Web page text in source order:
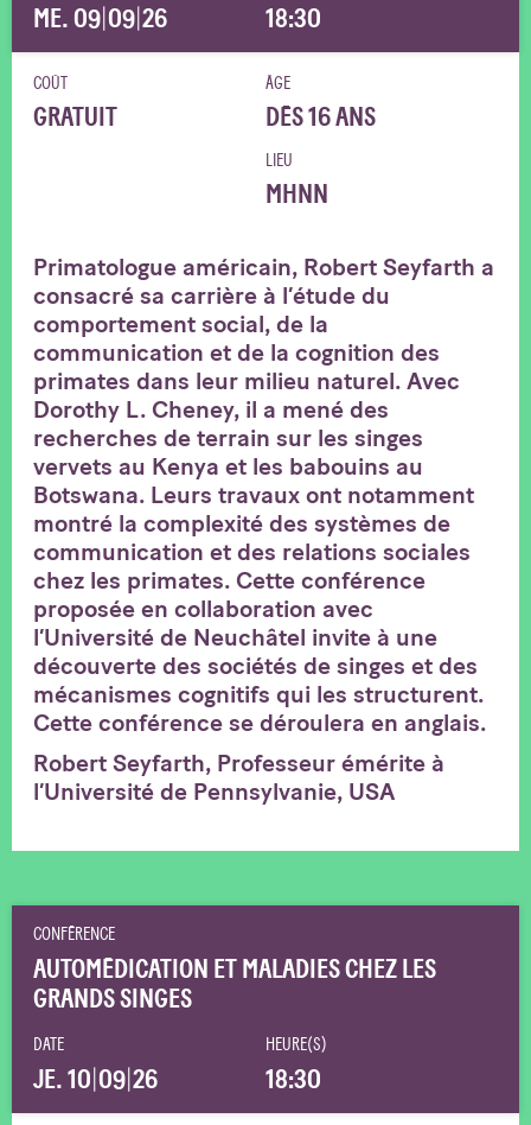
ME. 09|09|26 18:30
COÛT
GRATUIT
ÂGE
DÈS 16 ANS
LIEU
MHNN
Primatologue américain, Robert Seyfarth a
consacré sa carrière à l’étude du
comportement social, de la
communication et de la cognition des
primates dans leur milieu naturel. Avec
Dorothy L. Cheney, il a mené des
recherches de terrain sur les singes
vervets au Kenya et les babouins au
Botswana. Leurs travaux ont notamment
montré la complexité des systèmes de
communication et des relations sociales
chez les primates. Cette conférence
proposée en collaboration avec
l’Université de Neuchâtel invite à une
découverte des sociétés de singes et des
mécanismes cognitifs qui les structurent.
Cette conférence se déroulera en anglais.
Robert Seyfarth, Professeur émérite à
l’Université de Pennsylvanie, USA
CONFÉRENCE
AUTOMÉDICATION ET MALADIES CHEZ LES
GRANDS SINGES
DATE
JE. 10|09|26
HEURE(S)
18:30